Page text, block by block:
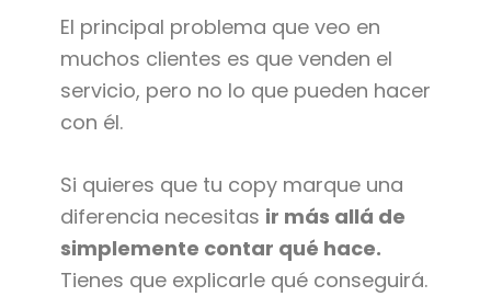
El principal problema que veo en
muchos clientes es que venden el
servicio, pero no lo que pueden hacer
con él.
Si quieres que tu copy marque una
diferencia necesitas ir más allá de
simplemente contar qué hace.
Tienes que explicarle qué conseguirá.